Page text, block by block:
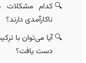
کدام مشکلات
ناکارآمدی دارند؟
آیا می‌توان با
دست یافت؟